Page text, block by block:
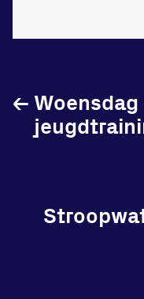
Contact
Sportpark
←